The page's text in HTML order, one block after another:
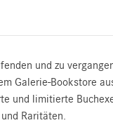
und zu
Galerie-Bookstore
und limitierte
Raritäten.